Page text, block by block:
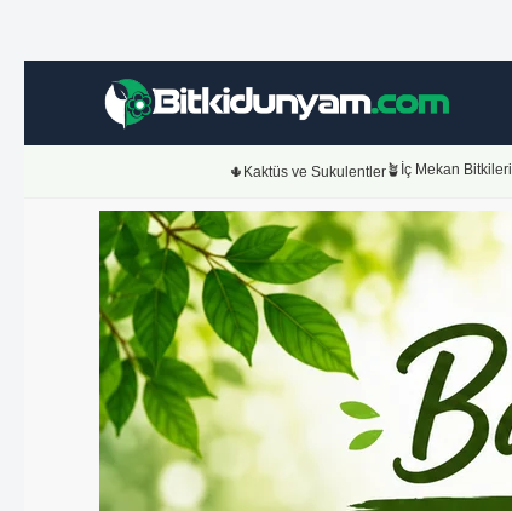
🌵Kaktüs ve Sukulentler🪴İç Mekan Bitkileri